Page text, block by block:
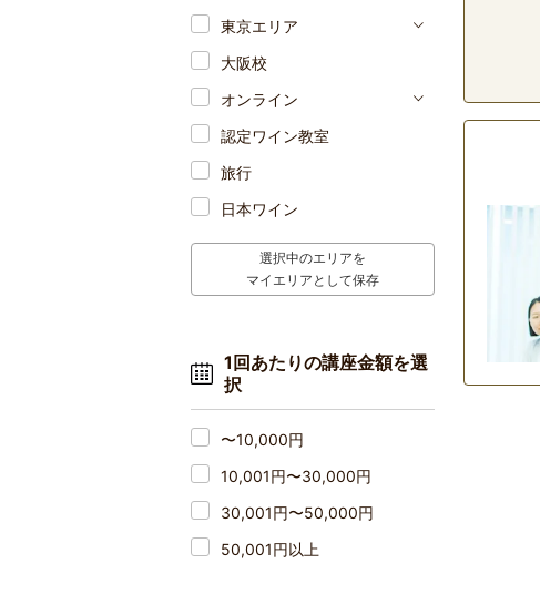
東京エリア
大阪校
オンライン
認定ワイン教室
旅行
日本ワイン
選択中のエリアを
マイエリアとして保存
1回あたりの講座金額を選
択
〜10,000円
10,001円〜30,000円
30,001円〜50,000円
50,001円以上